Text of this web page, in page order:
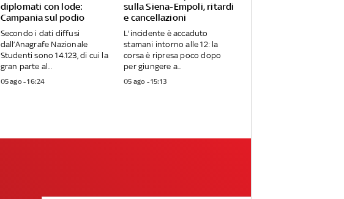
diplomati con lode:
Campania sul podio
Secondo i dati diffusi
dall’Anagrafe Nazionale
Studenti sono 14.123, di cui la
gran parte al...
05 ago - 16:24
sulla Siena-Empoli, ritardi
e cancellazioni
L'incidente è accaduto
stamani intorno alle 12: la
corsa è ripresa poco dopo
per giungere a...
05 ago - 15:13